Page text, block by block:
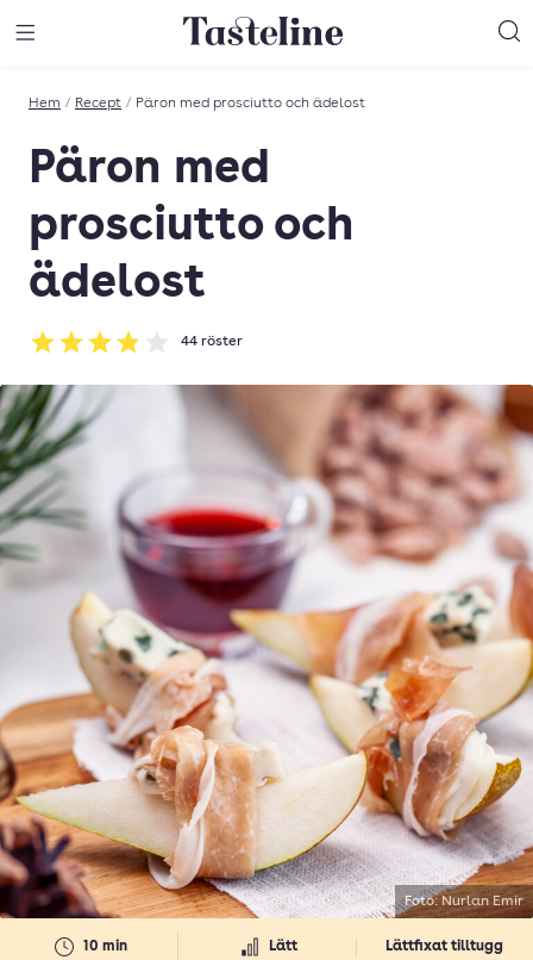
Till Tastelines startsida
Hem / Recept / Päron med prosciutto och ädelost
Päron med
prosciutto och
ädelost
Betyg: 3.86 av 5
44 röster
10 min Lätt Lättfixat tilltugg
Foto: Nurlan Emir